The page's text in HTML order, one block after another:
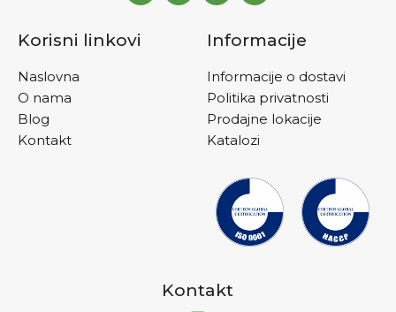
Korisni linkovi
Naslovna
O nama
Blog
Kontakt
Informacije
Informacije o dostavi
Politika privatnosti
Prodajne lokacije
Katalozi
Kontakt